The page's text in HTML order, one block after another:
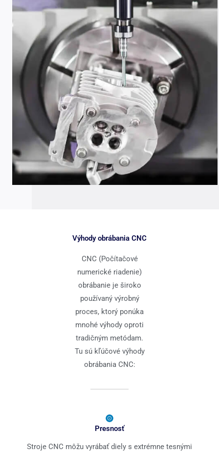
Výhody obrábania CNC
CNC (Počítačové
numerické riadenie)
obrábanie je široko
používaný výrobný
proces, ktorý ponúka
mnohé výhody oproti
tradičným metódam.
Tu sú kľúčové výhody
obrábania CNC:
Presnosť
Stroje CNC môžu vyrábať diely s extrémne tesnými